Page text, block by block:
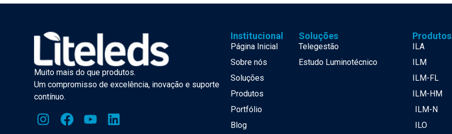
Muito mais do que produtos.
Um compromisso de excelência, inovação e suporte
contínuo.
Institucional
Página Inicial
Sobre nós
Soluções
Produtos
Portfólio
Blog
Soluções
Telegestão
Estudo Luminotécnico
Produtos
ILA
ILM
ILM-FL
ILM-HM
ILM-N
ILO